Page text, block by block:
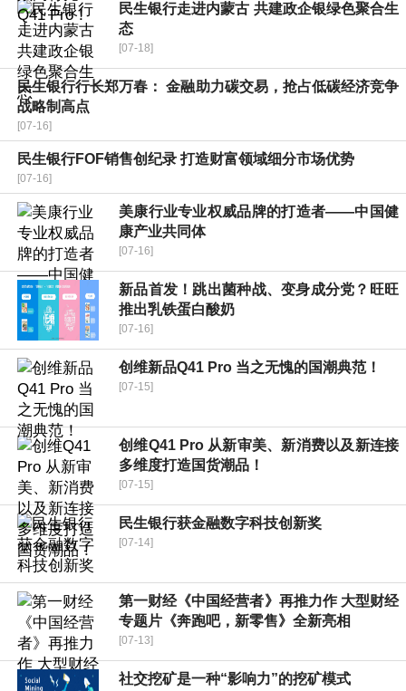
民生银行走进内蒙古 共建政企银绿色聚合生
态
[07-18]
民生银行行长郑万春： 金融助力碳交易，抢占低碳经济竞争
战略制高点
[07-16]
民生银行FOF销售创纪录 打造财富领域细分市场优势
[07-16]
美康行业专业权威品牌的打造者——中国健
康产业共同体
[07-16]
新品首发！跳出菌种战、变身成分党？旺旺
推出乳铁蛋白酸奶
[07-16]
创维新品Q41 Pro 当之无愧的国潮典范！
[07-15]
创维Q41 Pro 从新审美、新消费以及新连接
多维度打造国货潮品！
[07-15]
民生银行获金融数字科技创新奖
[07-14]
第一财经《中国经营者》再推力作 大型财经
专题片《奔跑吧，新零售》全新亮相
[07-13]
社交挖矿是一种“影响力”的挖矿模式